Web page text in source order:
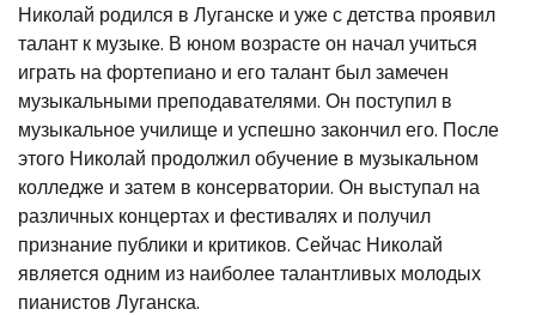
Николай родился в Луганске и уже с детства проявил
талант к музыке. В юном возрасте он начал учиться
играть на фортепиано и его талант был замечен
музыкальными преподавателями. Он поступил в
музыкальное училище и успешно закончил его. После
этого Николай продолжил обучение в музыкальном
колледже и затем в консерватории. Он выступал на
различных концертах и фестивалях и получил
признание публики и критиков. Сейчас Николай
является одним из наиболее талантливых молодых
пианистов Луганска.